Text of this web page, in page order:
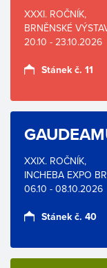
XXXI. ROČNÍK,
BRNĚNSKÉ
20.10 - 23.10.2026
Stánek č. 11
XXIX. ROČNÍK,
INCHEBA EXPO
06.10 - 08.10.2026
Stánek č. 40